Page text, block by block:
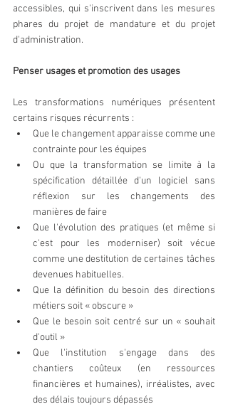
accessibles, qui s'inscrivent dans les mesures
phares du projet de mandature et du projet
d'administration.
Penser usages et promotion des usages
Les transformations numériques présentent
certains risques récurrents :
Que le changement apparaisse comme une
contrainte pour les équipes
​​​Ou que la transformation se limite à la
spécification détaillée d'un logiciel sans
réflexion sur les changements des
manières de faire
Que l'évolution des pratiques (et même si
c'est pour les moderniser) soit vécue
comme une destitution de certaines tâches
devenues habituelles.
Que la définition du besoin des directions
métiers soit « obscure »
Que le besoin soit centré sur un « souhait
d'outil »
Que l'institution s'engage dans des
chantiers coûteux (en ressources
financières et humaines), irréalistes, avec
des délais toujours dépassés